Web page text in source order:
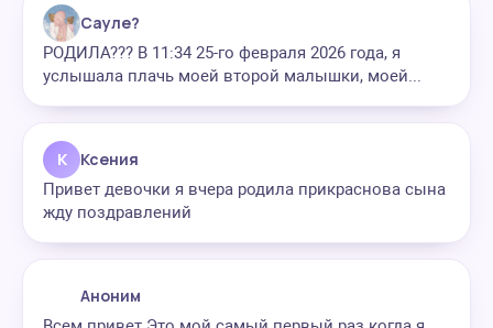
Сауле?
РОДИЛА??? В 11:34 25-го февраля 2026 года, я
услышала плачь моей второй малышки, моей...
К Ксения
Привет девочки я вчера родила прикраснова сына
жду поздравлений
Аноним